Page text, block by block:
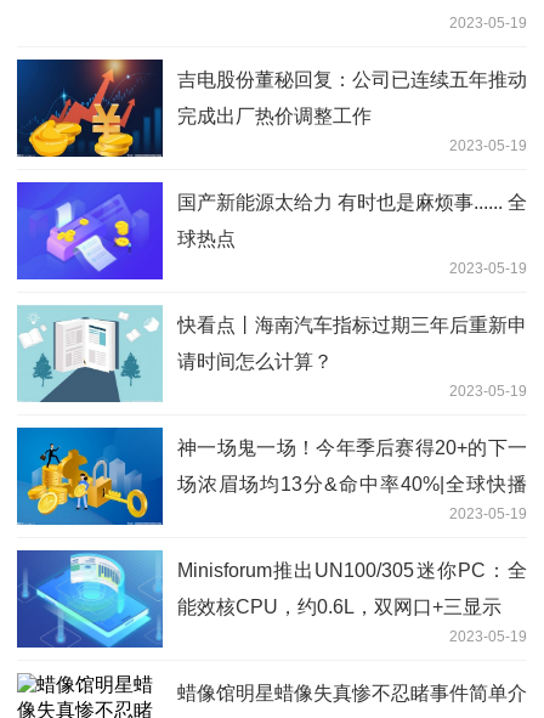
2023-05-19
吉电股份董秘回复：公司已连续五年推动
完成出厂热价调整工作
2023-05-19
国产新能源太给力 有时也是麻烦事...... 全
球热点
2023-05-19
快看点丨海南汽车指标过期三年后重新申
请时间怎么计算？
2023-05-19
神一场鬼一场！今年季后赛得20+的下一
场浓眉场均13分&命中率40%|全球快播
2023-05-19
Minisforum推出UN100/305迷你PC：全
能效核CPU，约0.6L，双网口+三显示
2023-05-19
蜡像馆明星蜡像失真惨不忍睹事件简单介